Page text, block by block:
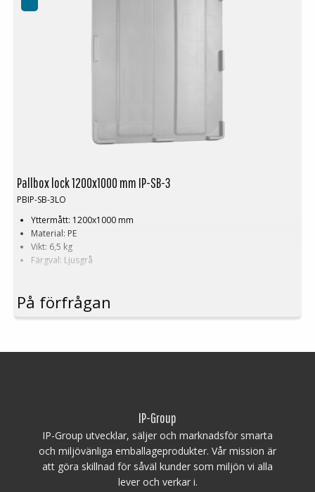
Pallbox lock 1200x1000 mm IP-SB-3
PBIP-SB-3LO
Yttermått: 1200x1000 mm
Material: PE
Vikt: 6,5 kg
Färgval: Ljusgrå
På förfrågan
IP-Group
IP-Group utvecklar, säljer och marknadsför smarta
och miljövänliga emballageprodukter. Vår mission är
att göra skillnad för såväl kunder som miljön vi alla
lever och verkar i.